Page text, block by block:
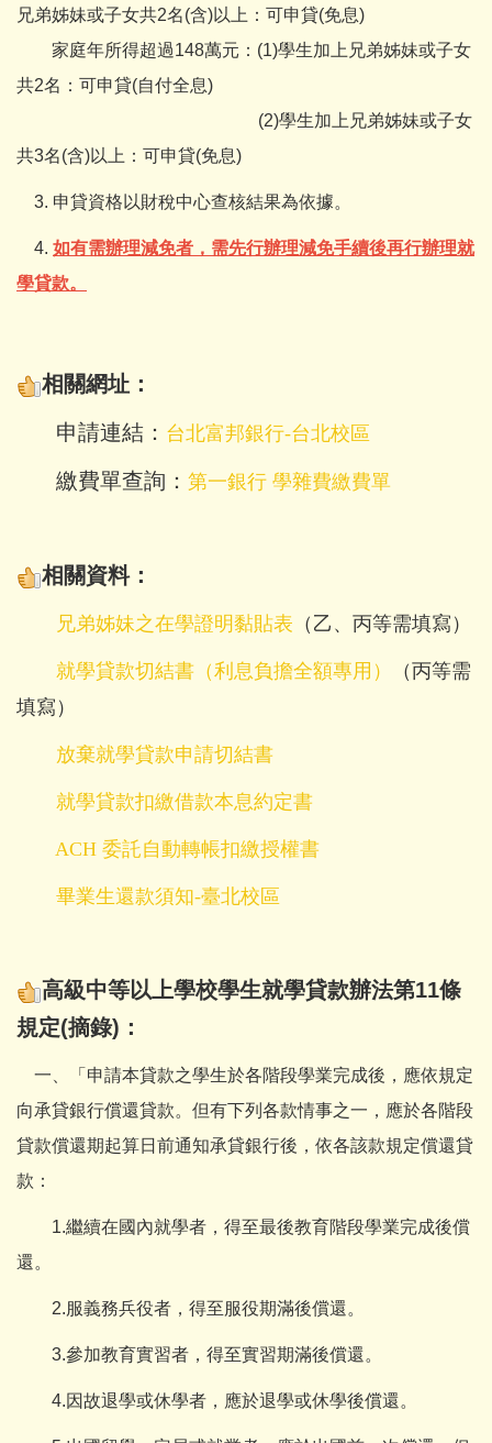
兄弟姊妹或子女共2名(含)以上：可申貸(免息)
家庭年所得超過148萬元：(1)學生加上兄弟姊妹或子女
共2名：可申貸(自付全息)
(2)學生加上兄弟姊妹或子女
共3名(含)以上：可申貸(免息)
3. 申貸資格以財稅中心查核結果為依據。
4. 如有需辦理減免者，需先行辦理減免手續後再行辦理就
學貸款。
相關網址：
申請連結： 台北富邦銀行-台北校區
繳費單查詢： 第一銀行 學雜費繳費單
相關資料：
兄弟姊妹之在學證明黏貼表 （乙、丙等需填寫）
就學貸款切結書（利息負擔全額專用）
（丙等需
填寫）
放棄就學貸款申請切結書
就學貸款扣繳借款本息約定書
ACH 委託自動轉帳扣繳授權書
畢業生還款須知-臺北校區
高級中等以上學校學生就學貸款辦法第11條
規定(摘錄)：
一、「申請本貸款之學生於各階段學業完成後，應依規定
向承貸銀行償還貸款。但有下列各款情事之一，應於各階段
貸款償還期起算日前通知承貸銀行後，依各該款規定償還貸
款：
1.繼續在國內就學者，得至最後教育階段學業完成後償
還。
2.服義務兵役者，得至服役期滿後償還。
3.參加教育實習者，得至實習期滿後償還。
4.因故退學或休學者，應於退學或休學後償還。